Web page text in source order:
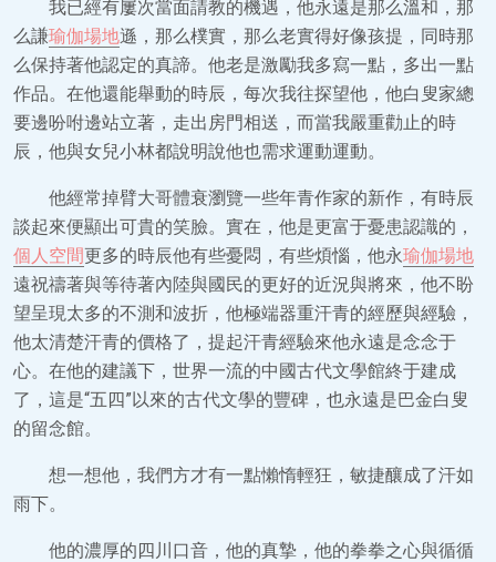
我已經有屢次當面請教的機遇，他永遠是那么溫和，那
么謙瑜伽場地遜，那么樸實，那么老實得好像孩提，同時那
么保持著他認定的真諦。他老是激勵我多寫一點，多出一點
作品。在他還能舉動的時辰，每次我往探望他，他白叟家總
要邊吩咐邊站立著，走出房門相送，而當我嚴重勸止的時
辰，他與女兒小林都說明說他也需求運動運動。
他經常掉臂大哥體衰瀏覽一些年青作家的新作，有時辰
談起來便顯出可貴的笑臉。實在，他是更富于憂患認識的，
個人空間更多的時辰他有些憂悶，有些煩惱，他永瑜伽場地
遠祝禱著與等待著內陸與國民的更好的近況與將來，他不盼
望呈現太多的不測和波折，他極端器重汗青的經歷與經驗，
他太清楚汗青的價格了，提起汗青經驗來他永遠是念念于
心。在他的建議下，世界一流的中國古代文學館終于建成
了，這是“五四”以來的古代文學的豐碑，也永遠是巴金白叟
的留念館。
想一想他，我們方才有一點懶惰輕狂，敏捷釀成了汗如
雨下。
他的濃厚的四川口音，他的真摯，他的拳拳之心與循循